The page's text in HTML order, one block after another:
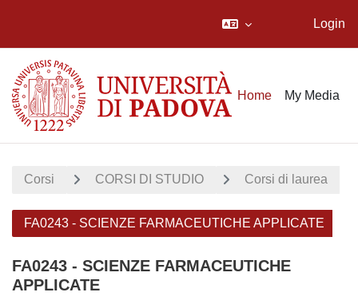
Login
Home My Media
Corsi CORSI DI STUDIO Corsi di laurea
FA0243 - SCIENZE FARMACEUTICHE APPLICATE
FA0243 - SCIENZE FARMACEUTICHE
APPLICATE